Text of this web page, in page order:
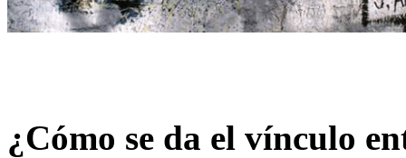
¿Cómo se da el vínculo